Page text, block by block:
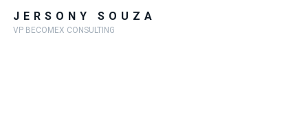
JERSONY SOUZA
VP BECOMEX CONSULTING